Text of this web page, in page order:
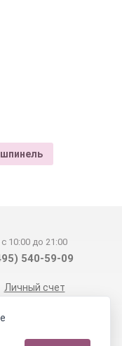
10:00 до 21:00
540-59-09
Личный счет